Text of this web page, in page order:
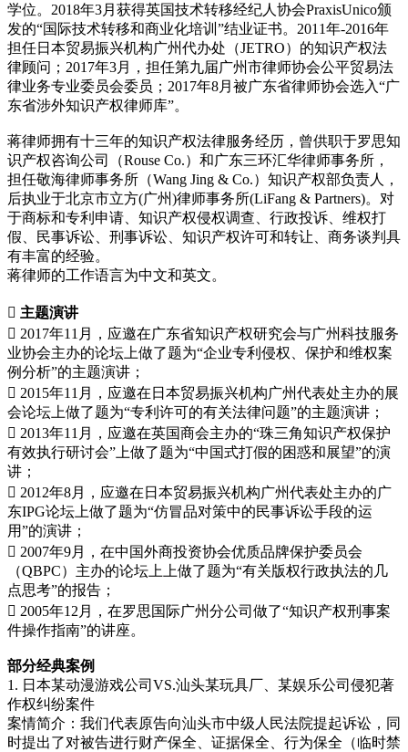
学位。2018年3月获得英国技术转移经纪人协会PraxisUnico颁
发的“国际技术转移和商业化培训”结业证书。2011年-2016年
担任日本贸易振兴机构广州代办处（JETRO）的知识产权法
律顾问；2017年3月，担任第九届广州市律师协会公平贸易法
律业务专业委员会委员；2017年8月被广东省律师协会选入“广
东省涉外知识产权律师库”。
蒋律师拥有十三年的知识产权法律服务经历，曾供职于罗思知
识产权咨询公司（Rouse Co.）和广东三环汇华律师事务所，
担任敬海律师事务所（Wang Jing & Co.）知识产权部负责人，
后执业于北京市立方(广州)律师事务所(LiFang & Partners)。对
于商标和专利申请、知识产权侵权调查、行政投诉、维权打
假、民事诉讼、刑事诉讼、知识产权许可和转让、商务谈判具
有丰富的经验。
蒋律师的工作语言为中文和英文。
 主题演讲
 2017年11月，应邀在广东省知识产权研究会与广州科技服务
业协会主办的论坛上做了题为“企业专利侵权、保护和维权案
例分析”的主题演讲；
 2015年11月，应邀在日本贸易振兴机构广州代表处主办的展
会论坛上做了题为“专利许可的有关法律问题”的主题演讲；
 2013年11月，应邀在英国商会主办的“珠三角知识产权保护
有效执行研讨会”上做了题为“中国式打假的困惑和展望”的演
讲；
 2012年8月，应邀在日本贸易振兴机构广州代表处主办的广
东IPG论坛上做了题为“仿冒品对策中的民事诉讼手段的运
用”的演讲；
 2007年9月，在中国外商投资协会优质品牌保护委员会
（QBPC）主办的论坛上上做了题为“有关版权行政执法的几
点思考”的报告；
 2005年12月，在罗思国际广州分公司做了“知识产权刑事案
件操作指南”的讲座。
部分经典案例
1. 日本某动漫游戏公司VS.汕头某玩具厂、某娱乐公司侵犯著
作权纠纷案件
案情简介：我们代表原告向汕头市中级人民法院提起诉讼，同
时提出了对被告进行财产保全、证据保全、行为保全（临时禁